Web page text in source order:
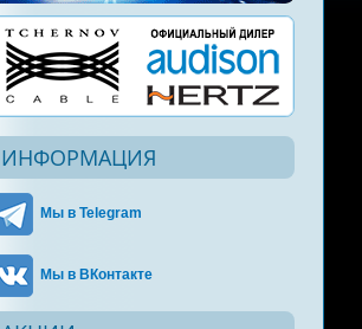
ИНФОРМАЦИЯ
Мы в Telegram
Мы в ВКонтакте